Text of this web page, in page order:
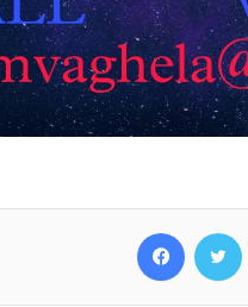
Facebook